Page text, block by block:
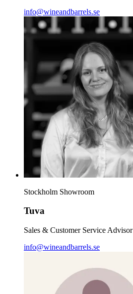
info@wineandbarrels.se
Stockholm Showroom
Tuva
Sales & Customer Service Advisor
info@wineandbarrels.se